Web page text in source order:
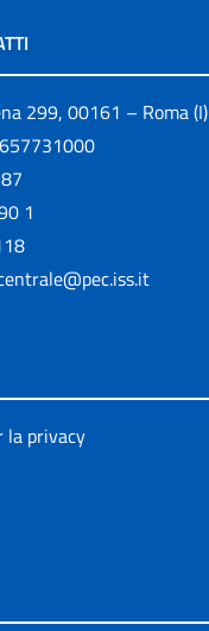
299, 00161 – Roma (I)
1
la privacy